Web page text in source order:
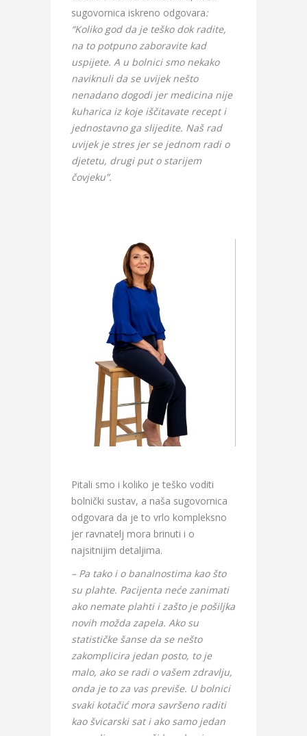
sugovornica iskreno odgovara:
“Koliko god da je teško dok radite,
na to potpuno zaboravite kad
uspijete. A u bolnici smo nekako
naviknuli da se uvijek nešto
nenadano dogodi jer medicina nije
kuharica iz koje iščitavate recept i
jednostavno ga slijedite. Naš rad
uvijek je stres jer se jednom radi o
djetetu, drugi put o starijem
čovjeku”.
Pitali smo i koliko je teško voditi
bolnički sustav, a naša sugovornica
odgovara da je to vrlo kompleksno
jer ravnatelj mora brinuti i o
najsitnijim detaljima.
– Pa tako i o banalnostima kao što
su plahte. Pacijenta neće zanimati
ako nemate plahti i zašto je pošiljka
novih možda zapela. Ako su
statističke šanse da se nešto
zakomplicira jedan posto, to je
malo, ako se radi o vašem zdravlju,
onda je to za vas previše. U bolnici
svaki kotačić mora savršeno raditi
kao švicarski sat i ako samo jedan